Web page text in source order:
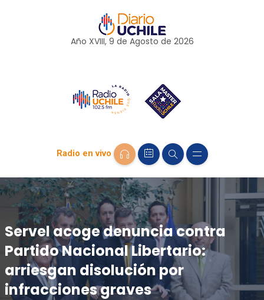
Año XVIII, 9 de Agosto de 2026
Radio en vivo
Servel acoge denuncia contra
Partido Nacional Libertario:
arriesgan disolución por
infracciones graves